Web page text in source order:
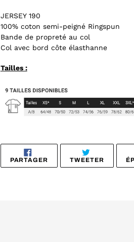
JERSEY 190
100% coton semi-peigné Ringspun
Bande de propreté au col
Col avec bord côte élasthanne
Tailles :
PARTAGER PARTAGER
SUR
TWEETER
SUR